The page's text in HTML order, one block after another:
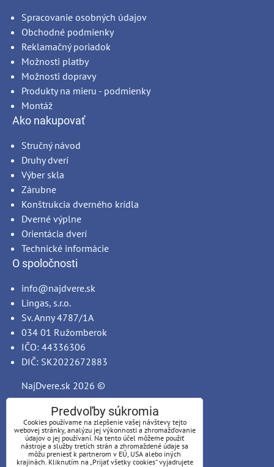
Spracovanie osobných údajov
Obchodné podmienky
Reklamačný poriadok
Možnosti platby
Možnosti dopravy
Produkty na mieru - podmienky
Montáž
Ako nakupovať
Stručný návod
Druhy dverí
Výber skla
Zárubne
Konštrukcia dverného krídla
Dverné výplne
Orientácia dverí
Technické informácie
O spoločnosti
info@najdvere.sk
Lingas, s.r.o.
Sv. Anny 4787/1A
034 01 Ružomberok
IČO: 44336306
DIČ: SK2022672883
NajDvere.sk 2026 ©
Predvoľby súkromia
Cookies používame na zlepšenie vašej návštevy tejto
webovej stránky, analýzu jej výkonnosti a zhromažďovanie
údajov o jej používaní. Na tento účel môžeme použiť
nástroje a služby tretích strán a zhromaždené údaje sa
môžu preniesť k partnerom v EÚ, USA alebo iných
krajinách. Kliknutím na „Prijať všetky cookies“ vyjadrujete